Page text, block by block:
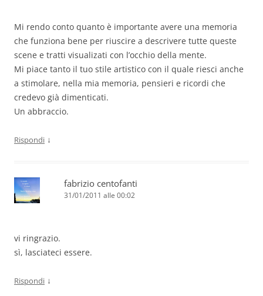
Mi rendo conto quanto è importante avere una memoria
che funziona bene per riuscire a descrivere tutte queste
scene e tratti visualizati con l’occhio della mente.
Mi piace tanto il tuo stile artistico con il quale riesci anche
a stimolare, nella mia memoria, pensieri e ricordi che
credevo già dimenticati.
Un abbraccio.
Rispondi ↓
fabrizio centofanti
31/01/2011 alle 00:02
vi ringrazio.
sì, lasciateci essere.
Rispondi ↓